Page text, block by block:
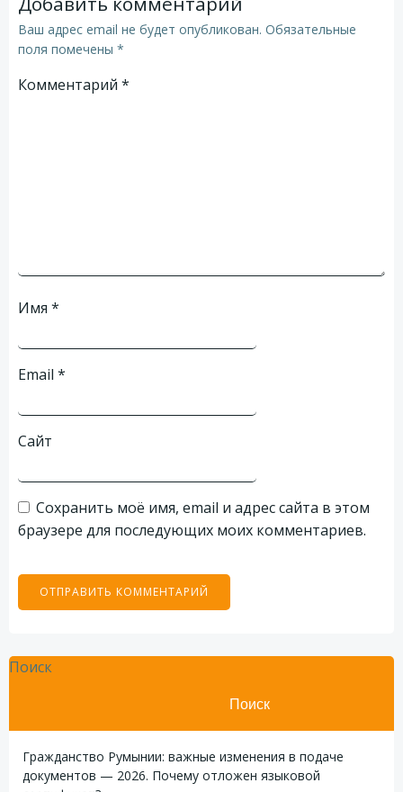
Ваш адрес email не будет опубликован. Обязательные
поля помечены *
Комментарий *
Имя *
Email *
Сайт
Сохранить моё имя, email и адрес сайта в этом
браузере для последующих моих комментариев.
Поиск
Поиск
Гражданство Румынии: важные изменения в подаче
документов — 2026. Почему отложен языковой